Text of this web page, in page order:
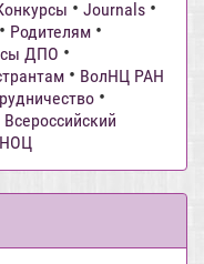
• Journals •
• Родителям •
ДПО •
• ВолНЦ РАН
•
Всероссийский
НОЦ